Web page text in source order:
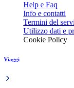
Help e Faq
Info e contatti
Termini del
Utilizzo dati e
Cookie Policy
Viaggi